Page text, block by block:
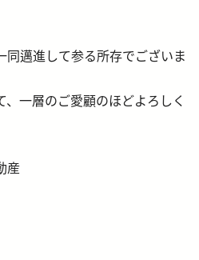
邁進して参る所存でございま
一層のご愛顧のほどよろしく
産